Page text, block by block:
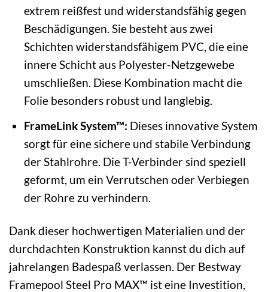
extrem reißfest und widerstandsfähig gegen
Beschädigungen. Sie besteht aus zwei
Schichten widerstandsfähigem PVC, die eine
innere Schicht aus Polyester-Netzgewebe
umschließen. Diese Kombination macht die
Folie besonders robust und langlebig.
FrameLink System™: Dieses innovative System
sorgt für eine sichere und stabile Verbindung
der Stahlrohre. Die T-Verbinder sind speziell
geformt, um ein Verrutschen oder Verbiegen
der Rohre zu verhindern.
Dank dieser hochwertigen Materialien und der
durchdachten Konstruktion kannst du dich auf
jahrelangen Badespaß verlassen. Der Bestway
Framepool Steel Pro MAX™ ist eine Investition,